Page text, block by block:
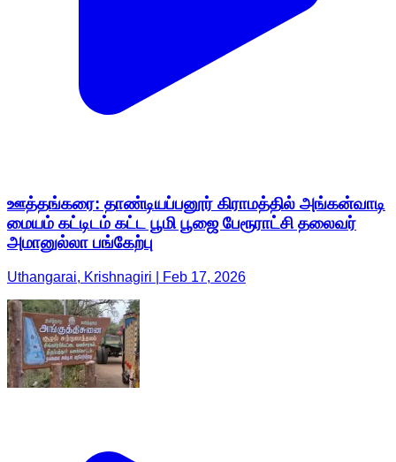
ஊத்தங்கரை: தாண்டியப்பனூர் கிராமத்தில் அங்கன்வாடி
மையம் கட்டிடம் கட்ட பூமி பூஜை பேரூராட்சி தலைவர்
அமானுல்லா பங்கேற்பு
Uthangarai, Krishnagiri | Feb 17, 2026